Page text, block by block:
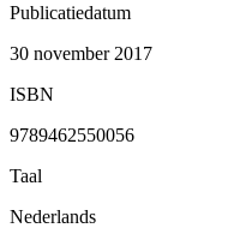
Publicatiedatum
30 november 2017
ISBN
9789462550056
Taal
Nederlands